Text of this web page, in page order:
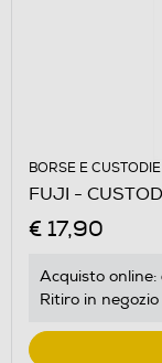
BORSE E
FUJI -
€ 17,90
Acquisto online:
Ritiro in